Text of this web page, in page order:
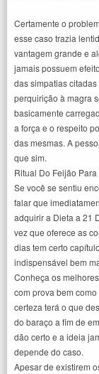
Certamente o
esse caso trazia
vantagem grande e
jamais possuem
das simpatias
perquirição à magra
basicamente
a força e o respeito
das mesmas. A
que sim.
Ritual Do Feijão
Se você se sentiu
falar que
adquirir a Dieta a 21
vez que oferece as
dias tem certo
indispensável bem
Conheça os
com prova bem
certeza terá o que
do baraço a fim de
dão certo e a ideia
depende do caso.
Apesar de existirem